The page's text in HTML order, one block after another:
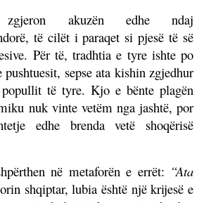
zgjeron akuzën edhe ndaj
të cilët i paraqet si pjesë të së
Për të, tradhtia e tyre ishte po
pushtuesit, sepse ata kishin zgjedhur
të tyre. Kjo e bënte plagën
nuk vinte vetëm nga jashtë, por
edhe brenda vetë shoqërisë
në metaforën e errët: “Ata
shqiptar, lubia është një krijesë e